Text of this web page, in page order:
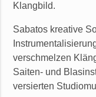
Klangbild.
Sabatos kreative
verschmelzen
Saiten- und
versierten